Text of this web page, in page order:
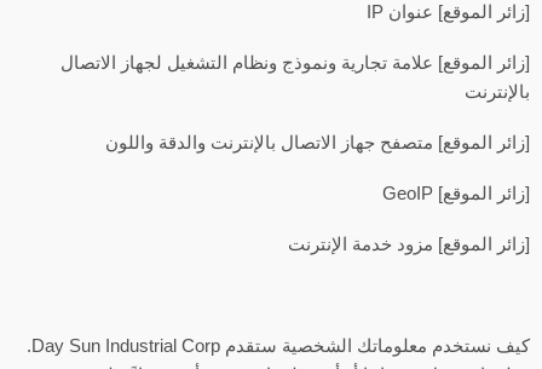
[زائر الموقع] عنوان IP
[زائر الموقع] علامة تجارية ونموذج ونظام التشغيل لجهاز الاتصال
بالإنترنت
[زائر الموقع] متصفح جهاز الاتصال بالإنترنت والدقة واللون
[زائر الموقع] GeoIP
[زائر الموقع] مزود خدمة الإنترنت
كيف نستخدم معلوماتك الشخصية ستقدم Day Sun Industrial Corp.